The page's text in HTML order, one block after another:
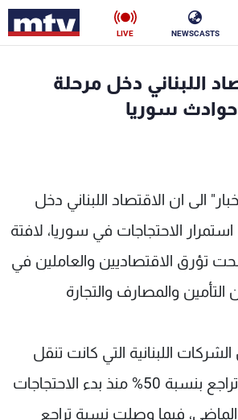
NEWSCASTS
LIVE
اللبناني دخل مرحلة
سوريا
الى ان الاقتصاد اللبناني دخل
الاحتجاجات في سوريا، لافتة
تؤرق الاقتصاديين والعاملين في
والمصارف والتجارة
اللبنانية التي كانت تنقل
البضائع عبر سوريا تراجع بنسبة 50% منذ بدء الاحتجاجات
فيما وصلت نسبة تراجع
رياضة